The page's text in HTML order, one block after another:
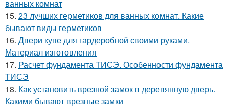
ванных комнат
15. 23 лучших герметиков для ванных комнат. Какие
бывают виды герметиков
16. Двери купе для гардеробной своими руками.
Материал изготовления
17. Расчет фундамента ТИСЭ. Особенности фундамента
ТИСЭ
18. Как установить врезной замок в деревянную дверь.
Какими бывают врезные замки